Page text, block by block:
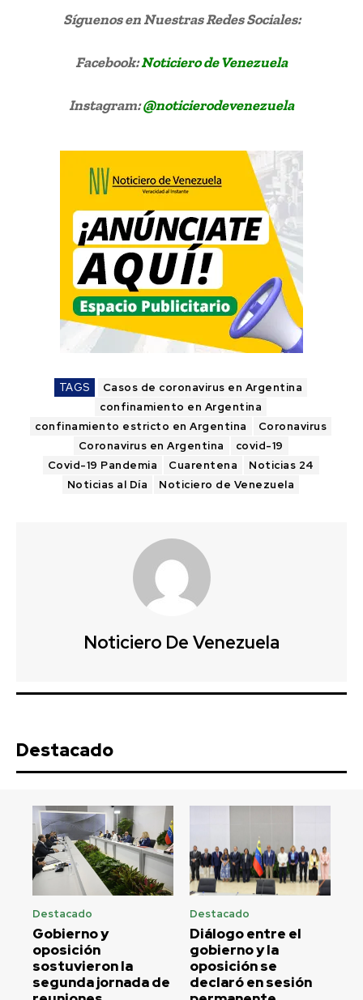
Síguenosen Nuestras Redes Sociales:
Facebook:Noticiero de Venezuela
Instagram:@noticierodevenezuela
TAGS
Casos de coronavirus en Argentina
confinamiento en Argentina
confinamiento estricto en Argentina
Coronavirus
Coronavirus en Argentina
covid-19
Covid-19 Pandemia
Cuarentena
Noticias 24
Noticias al Día
Noticiero de Venezuela
Noticiero De Venezuela
Destacado
Destacado
Gobierno y
oposición
sostuvieron la
segunda jornada de
Destacado
Diálogo entre el
gobierno y la
oposición se
declaró en sesión